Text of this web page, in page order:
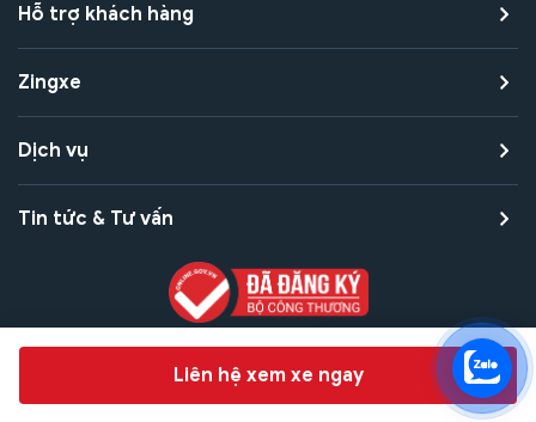
Chat hỗ trợ
Liên hệ xem xe ngay
Hỗ trợ khách hàng
Zingxe
Dịch vụ
Tin tức & Tư vấn
Bảo mật quyền riêng tư
Điều khoản sử dụng